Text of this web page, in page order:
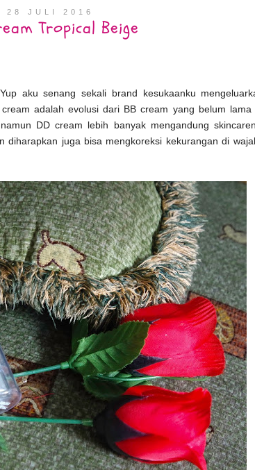
28 JULI 2016
Tropical Beige
aku senang sekali brand kesukaanku
adalah evolusi dari BB cream yang belum
DD cream lebih banyak mengandung
juga bisa mengkoreksi kekurangan di